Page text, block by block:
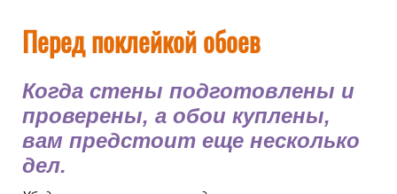
Перед поклейкой обоев
Когда стены подготовлены и
проверены, а обои куплены,
вам предстоит еще несколько
дел.